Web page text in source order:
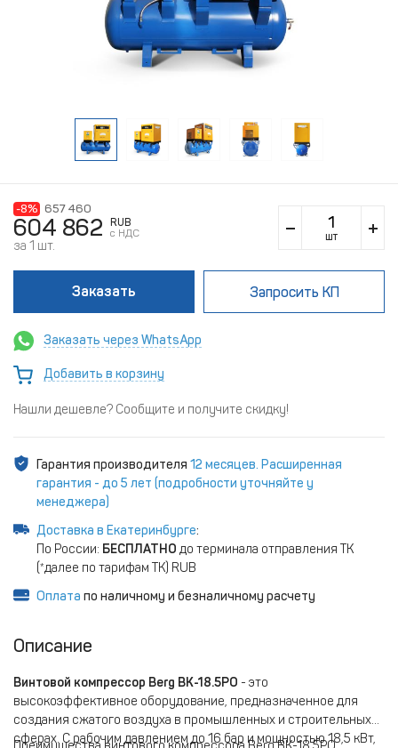
-8% 657 460
604 862
RUB
c НДС
за 1 шт.
шт
Заказать Запросить КП
Заказать через WhatsApp
Добавить в корзину
Нашли дешевле? Сообщите и получите скидку!
Гарантия производителя 12 месяцев. Расширенная
гарантия - до 5 лет (подробности уточняйте у
менеджера)
Доставка в Екатеринбурге:
По России: БЕСПЛАТНО до терминала отправления ТК
(*далее по тарифам ТК) RUB
Оплата по наличному и безналичному расчету
Описание
Винтовой компрессор Berg ВК-18.5РО - это
высокоэффективное оборудование, предназначенное для
создания сжатого воздуха в промышленных и строительных
сферах. С рабочим давлением до 16 бар и мощностью 18,5 кВт,